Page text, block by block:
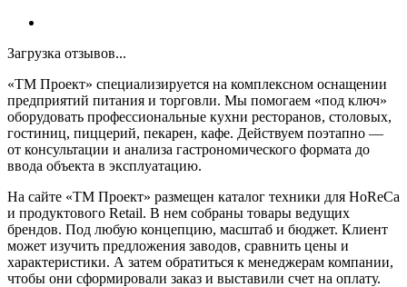
Загрузка отзывов...
«ТМ Проект» специализируется на комплексном оснащении
предприятий питания и торговли. Мы помогаем «под ключ»
оборудовать профессиональные кухни ресторанов, столовых,
гостиниц, пиццерий, пекарен, кафе. Действуем поэтапно —
от консультации и анализа гастрономического формата до
ввода объекта в эксплуатацию.
На сайте «ТМ Проект» размещен каталог техники для HoReCa
и продуктового Retail. В нем собраны товары ведущих
брендов. Под любую концепцию, масштаб и бюджет. Клиент
может изучить предложения заводов, сравнить цены и
характеристики. А затем обратиться к менеджерам компании,
чтобы они сформировали заказ и выставили счет на оплату.